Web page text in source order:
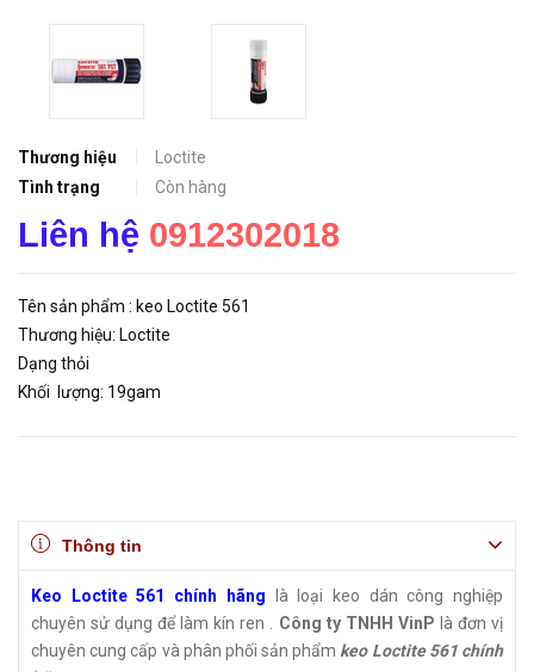
Thương hiệu
Loctite
Tình trạng
Còn hàng
Liên hệ 0912302018
Tên sản phẩm : keo Loctite 561
Thương hiệu: Loctite
Dạng thỏi
Khối lượng: 19gam
Thông tin
Keo Loctite 561 chính hãng là loại keo dán công nghiệp
chuyên sử dụng để làm kín ren . Công ty TNHH VinP là đơn vị
chuyên cung cấp và phân phối sản phẩm keo Loctite 561 chính